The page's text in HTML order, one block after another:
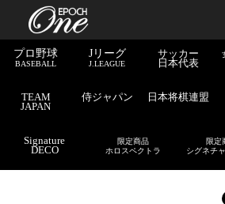
プロ野球
BASEBALL
Jリーグ
J.LEAGUE
サッカー
日本代表
TEAM
JAPAN
侍ジャパン 日本将棋連盟
Signature
DECO
限定商品
ホロスペクトラ
限定
シグネチ